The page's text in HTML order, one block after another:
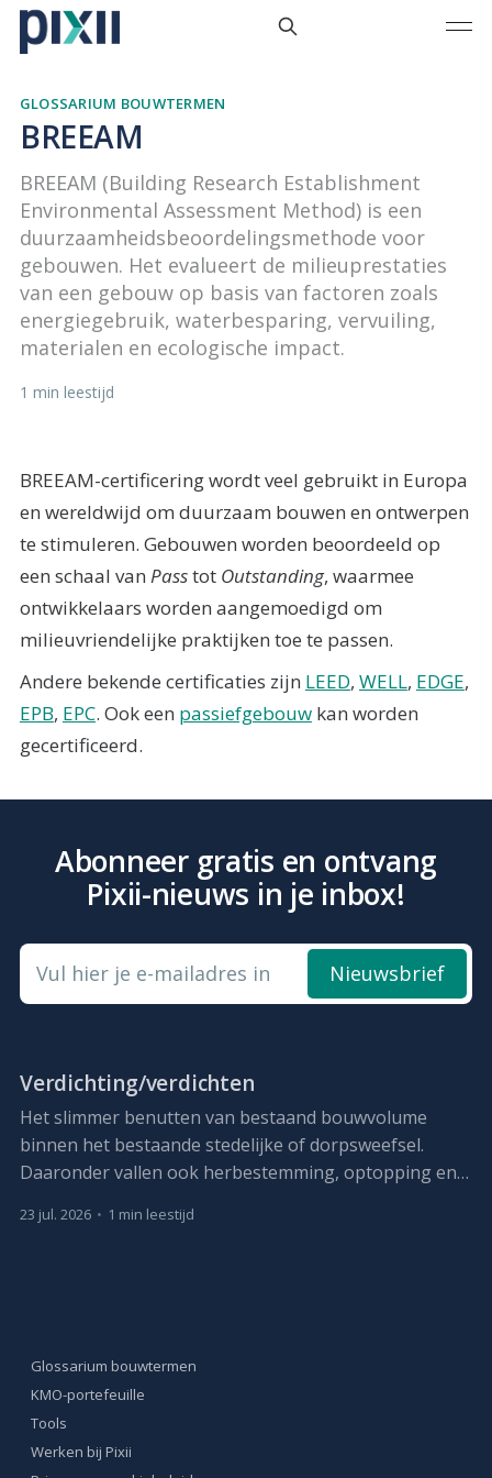
GLOSSARIUM BOUWTERMEN
BREEAM
BREEAM (Building Research Establishment
Environmental Assessment Method) is een
duurzaamheidsbeoordelingsmethode voor
gebouwen. Het evalueert de milieuprestaties
van een gebouw op basis van factoren zoals
energiegebruik, waterbesparing, vervuiling,
materialen en ecologische impact.
1 min leestijd
BREEAM-certificering wordt veel gebruikt in Europa
en wereldwijd om duurzaam bouwen en ontwerpen
te stimuleren. Gebouwen worden beoordeeld op
een schaal van Passtot Outstanding, waarmee
ontwikkelaars worden aangemoedigd om
milieuvriendelijke praktijken toe te passen.
Andere bekende certificaties zijn LEED, WELL, EDGE,
EPB, EPC. Ook een passiefgebouwkan worden
gecertificeerd.
Abonneer gratis en ontvang
Pixii-nieuws in je inbox!
Vul hier je e-mailadres in Nieuwsbrief
Verdichting/verdichten
Het slimmer benutten van bestaand bouwvolume
binnen het bestaande stedelijke of dorpsweefsel.
Daaronder vallen ook herbestemming, optopping en,
23 jul. 2026 • 1 min leestijd
Glossarium bouwtermen
KMO-portefeuille
Tools
Werken bij Pixii